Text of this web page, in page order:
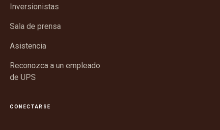
Inversionistas
Sala de prensa
Asistencia
Reconozca a un empleado
de UPS
CONECTARSE